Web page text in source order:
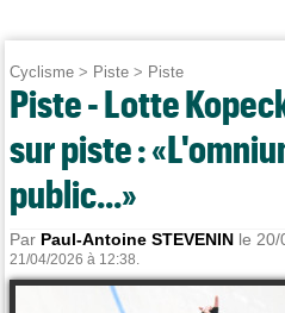
Cyclisme > Piste > Piste
Piste - Lotte
sur piste :
public...»
Par Paul-Antoine STEVENIN le 20/
21/04/2026 à 12:38.